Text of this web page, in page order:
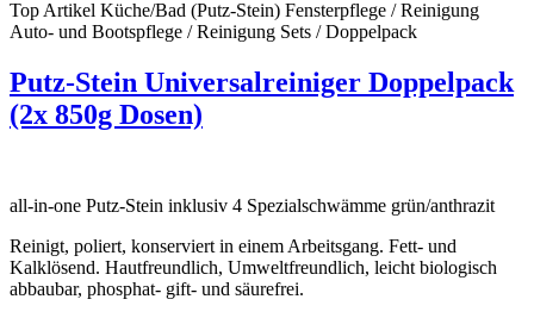
Top Artikel Küche/Bad (Putz-Stein) Fensterpflege / Reinigung
Auto- und Bootspflege / Reinigung Sets / Doppelpack
Putz-Stein Universalreiniger Doppelpack
(2x 850g Dosen)
all-in-one Putz-Stein inklusiv 4 Spezialschwämme grün/anthrazit
Reinigt, poliert, konserviert in einem Arbeitsgang. Fett- und
Kalklösend. Hautfreundlich, Umweltfreundlich, leicht biologisch
abbaubar, phosphat- gift- und säurefrei.